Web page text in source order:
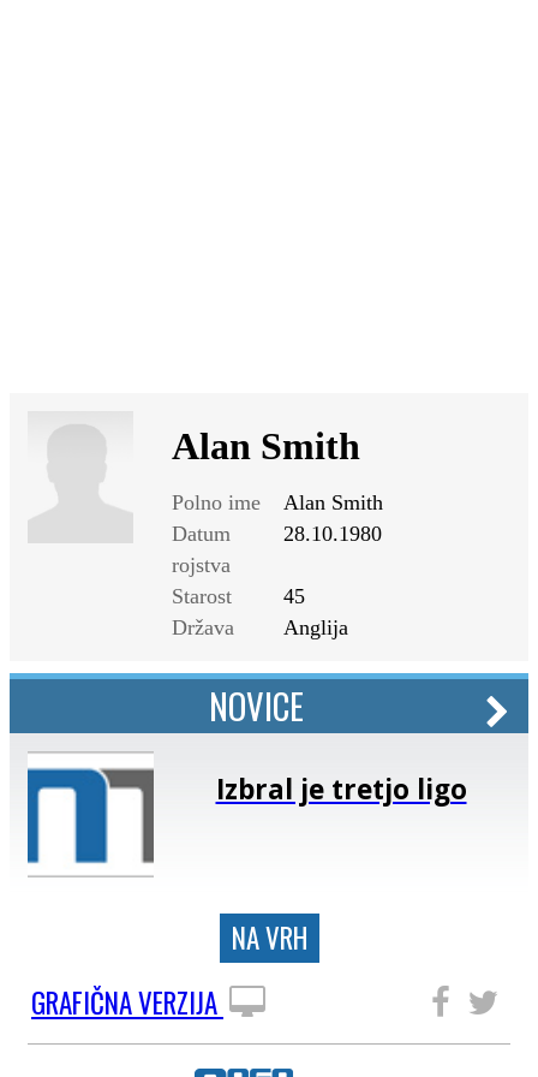
Alan Smith
Polno ime
Alan Smith
Datum
rojstva
28.10.1980
Starost
45
Država
Anglija
NOVICE
Izbral je tretjo ligo
NA VRH
GRAFIČNA VERZIJA